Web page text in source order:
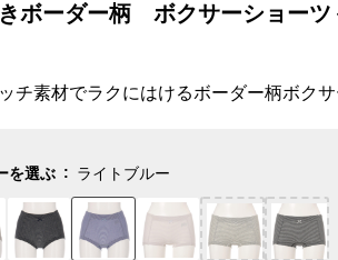
ボーダー柄 ボクサーショーツ
チ素材でラクにはけるボーダー柄ボクサ
を選ぶ ライトブルー